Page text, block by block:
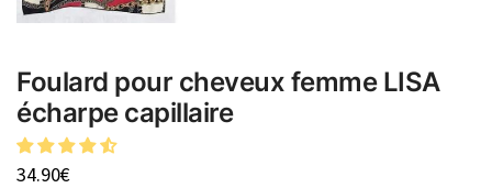
Foulard pour cheveux femme LISA
écharpe capillaire
34.90€